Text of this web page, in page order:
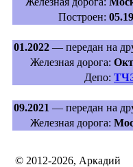
Построен:
01.2022 — передан на
Железная дорога:
Депо:
09.2021 — передан на
Железная дорога:
© 2012-2026, Аркадий